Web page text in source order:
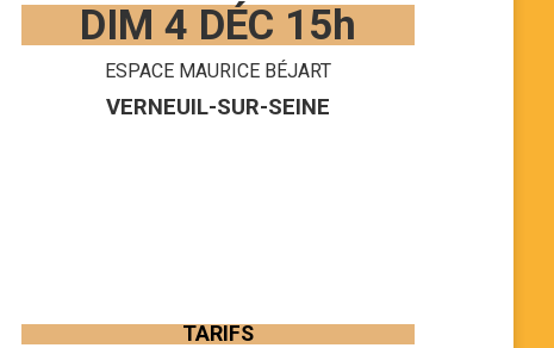
DIM 4 DÉC 15h
ESPACE MAURICE BÉJART
VERNEUIL-SUR-SEINE
TARIFS